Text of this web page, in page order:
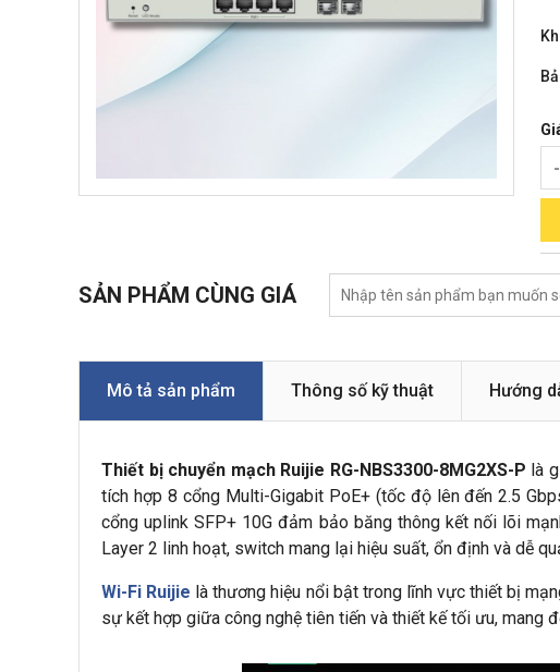
-
SẢN PHẨM CÙNG GIÁ
Mô tả sản phẩm Thông số kỹ thuật Hướng
Thiết bị chuyển mạch Ruijie RG-NBS3300-8MG2XS-P là
tích hợp 8 cổng Multi-Gigabit PoE+ (tốc độ lên đến 2.5
cổng uplink SFP+ 10G đảm bảo băng thông kết nối lõi
Layer 2 linh hoạt, switch mang lại hiệu suất, ổn định và dễ
Wi-Fi Ruijie là thương hiệu nổi bật trong lĩnh vực thiết bị
sự kết hợp giữa công nghệ tiên tiến và thiết kế tối ưu, mang